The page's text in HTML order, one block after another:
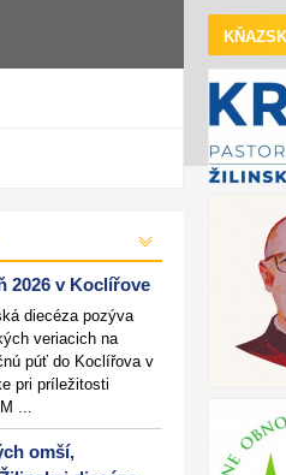
2026 v Koclířove
diecéza pozýva
veriacich na
púť do Koclířova v
pri príležitosti
...
omší,